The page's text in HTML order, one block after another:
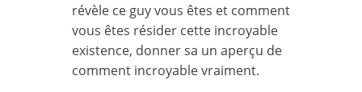
révèle ce guy vous êtes et comment
vous êtes résider cette incroyable
existence, donner sa un aperçu de
comment incroyable vraiment.